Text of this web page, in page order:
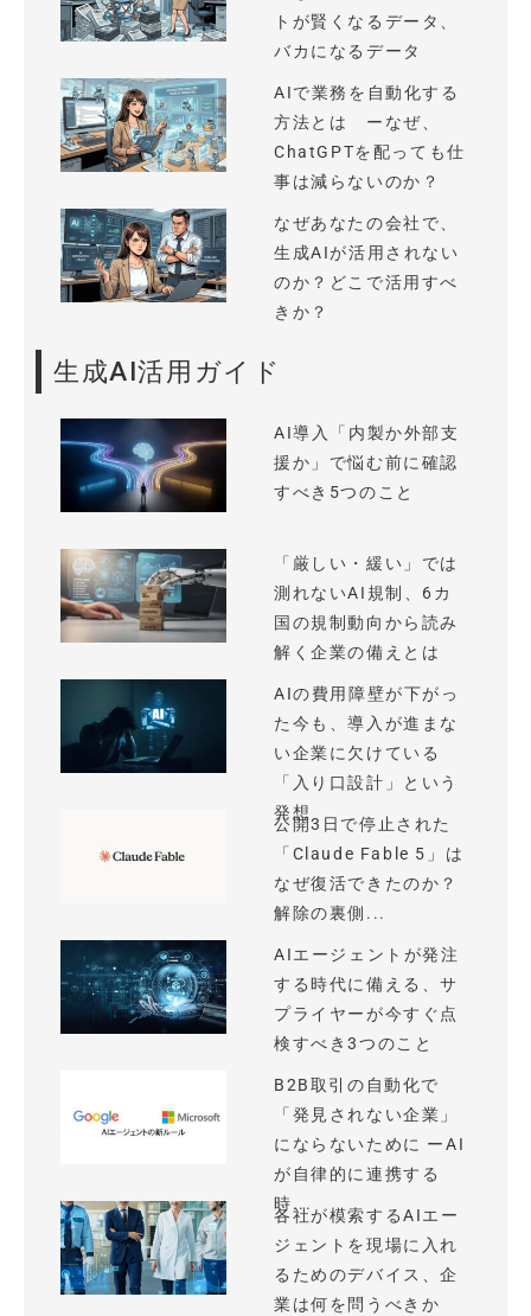
トが賢くなるデータ、
バカになるデータ
AIで業務を自動化する
方法とは ーなぜ、
ChatGPTを配っても仕
事は減らないのか？
なぜあなたの会社で、
生成AIが活用されない
のか？どこで活用すべ
きか？
生成AI活用ガイド
AI導入「内製か外部支
援か」で悩む前に確認
すべき5つのこと
「厳しい・緩い」では
測れないAI規制、6カ
国の規制動向から読み
解く企業の備えとは
AIの費用障壁が下がっ
た今も、導入が進まな
い企業に欠けている
「入り口設計」という
発想
公開3日で停止された
「Claude Fable 5」は
なぜ復活できたのか？
解除の裏側...
AIエージェントが発注
する時代に備える、サ
プライヤーが今すぐ点
検すべき3つのこと
B2B取引の自動化で
「発見されない企業」
にならないために ーAI
が自律的に連携する
時...
各社が模索するAIエー
ジェントを現場に入れ
るためのデバイス、企
業は何を問うべきか